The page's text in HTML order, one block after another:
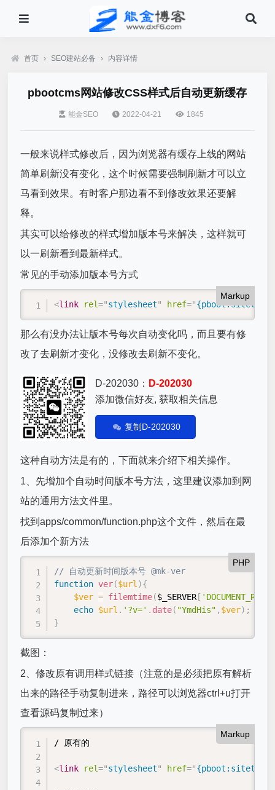
首页 › SEO建站必备 › 内容详情
pbootcms网站修改CSS样式后自动更新缓存
能金SEO 2022-04-21 1845
一般来说样式修改后，因为浏览器有缓存上线的网站
简单刷新没有变化，这个时候需要强制刷新才可以立
马看到效果。有时客户那边看不到修改效果还要解
释。
其实可以给修改的样式增加版本号来解决，这样就可
以一刷新看到最新样式。
常见的手动添加版本号方式
Markup
<link rel="stylesheet" href="
那么有没办法让版本号每次自动变化吗，而且要有修
改了去刷新才变化，没修改去刷新不变化。
D-202030： D-202030
添加微信好友, 获取相关信息
复制D-202030
这种自动方法是有的，下面就来介绍下相关操作。
1、先增加个自动时间版本号方法，这里建议添加到网
站的通用方法文件里。
找到apps/common/function.php这个文件，然后在最
后添加个新方法
PHP
// 自动更新时间版本号 @mk-ver
function ver($url ){
$ver = filemtime($_SERVER[ 'DOCUMENT_ROOT'
echo $url . '?v=' . date( "YmdHis" , $ver) ;
}
截图：
2、修改原有调用样式链接（注意的是必须把原有解析
出来的路径手动复制进来，路径可以浏览器ctrl+u打开
查看源码复制过来）
Markup
/ 原有的
<link rel="stylesheet" href="